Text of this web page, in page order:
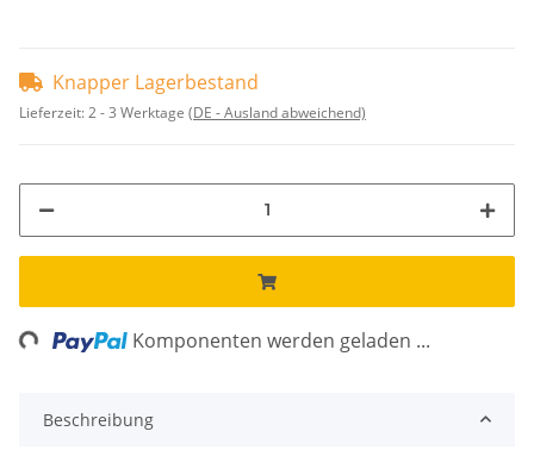
Knapper Lagerbestand
Lieferzeit:2 - 3 Werktage (DE - Ausland abweichend)
Komponenten werden geladen ...
Beschreibung